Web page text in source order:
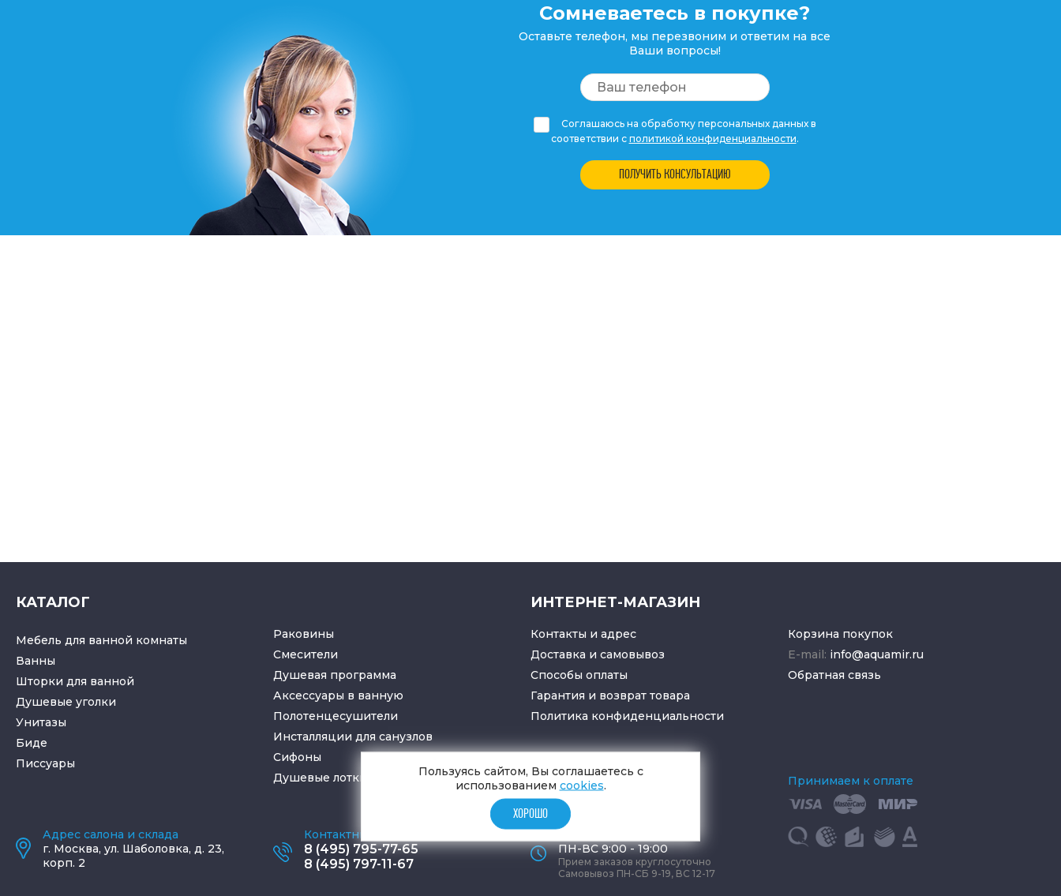
Сомневаетесь в покупке?
Оставьте телефон, мы перезвоним и ответим на все
Ваши вопросы!
Соглашаюсь на обработку персональных данных в
соответствии с политикой конфиденциальности.
ПОЛУЧИТЬ КОНСУЛЬТАЦИЮ
КАТАЛОГ
Мебель для ванной комнаты
Ванны
Шторки для ванной
Душевые уголки
Унитазы
Биде
Писсуары
Раковины
Смесители
Душевая программа
Аксессуары в ванную
Полотенцесушители
Инсталляции для санузлов
Cифоны
Душевые лотки
ИНТЕРНЕТ-МАГАЗИН
Контакты и адрес
Доставка и самовывоз
Способы оплаты
Гарантия и возврат товара
Политика конфиденциальности
Корзина покупок
E-mail: info@aquamir.ru
Обратная связь
Адрес салона и склада
г. Москва, ул. Шаболовка, д. 23,
корп. 2
Контактные телефоны
8 (495) 795-77-65
8 (495) 797-11-67
Время работы офиса
ПН-ВС 9:00 - 19:00
Прием заказов круглосуточно
Самовывоз ПН-СБ 9-19, ВС 12-17
Принимаем к оплате
Пользуясь сайтом, Вы соглашаетесь с
использованием cookies.
ХОРОШО